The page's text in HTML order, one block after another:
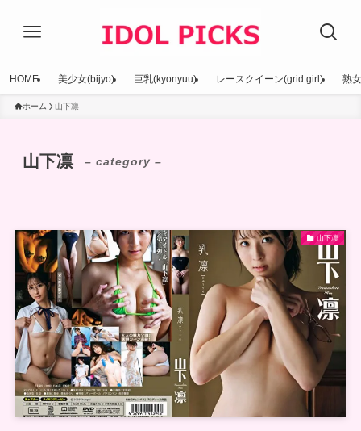
HOME 美少女(bijyo) 巨乳(kyonyuu) レースクイーン(grid girl) 熟
ホーム 山下凛
山下凛 – category –
山下凛